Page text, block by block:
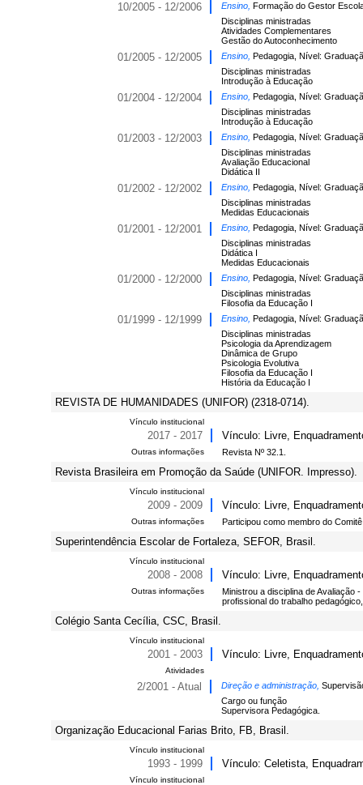
10/2005 - 12/2006 Ensino, Formação do Gestor
Disciplinas ministradas
Atividades Complementares
Gestão do Autoconhecimento
01/2005 - 12/2005 Ensino, Pedagogia, Nível:
Disciplinas ministradas
Introdução à Educação
01/2004 - 12/2004 Ensino, Pedagogia, Nível:
Disciplinas ministradas
Introdução à Educação
01/2003 - 12/2003 Ensino, Pedagogia, Nível:
Disciplinas ministradas
Avaliação Educacional
Didática II
01/2002 - 12/2002 Ensino, Pedagogia, Nível:
Disciplinas ministradas
Medidas Educacionais
01/2001 - 12/2001 Ensino, Pedagogia, Nível:
Disciplinas ministradas
Didática I
Medidas Educacionais
01/2000 - 12/2000 Ensino, Pedagogia, Nível:
Disciplinas ministradas
Filosofia da Educação I
01/1999 - 12/1999 Ensino, Pedagogia, Nível:
Disciplinas ministradas
Psicologia da Aprendizagem
Dinâmica de Grupo
Psicologia Evolutiva
Filosofia da Educação I
História da Educação I
REVISTA DE HUMANIDADES (UNIFOR) (2318-0714).
Vínculo institucional
2017 - 2017 Vínculo: Livre,
Outras informações Revista Nº 32.1.
Revista Brasileira em Promoção da Saúde (UNIFOR. Impresso).
Vínculo institucional
2009 - 2009 Vínculo: Livre,
Outras informações Participou como membro do
Superintendência Escolar de Fortaleza, SEFOR, Brasil.
Vínculo institucional
2008 - 2008 Vínculo: Livre,
Outras informações
Ministrou a disciplina de Avaliação
profissional do trabalho
Colégio Santa Cecília, CSC, Brasil.
Vínculo institucional
2001 - 2003 Vínculo: Livre,
Atividades
2/2001 - Atual Direção e administração,
Cargo ou função
Supervisora Pedagógica.
Organização Educacional Farias Brito, FB, Brasil.
Vínculo institucional
1993 - 1999 Vínculo: Celetista,
Vínculo institucional